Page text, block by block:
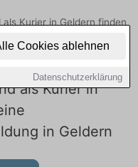
Cookies ablehnen
Datenschutzerklärung
Kurier in Geldern finden
freie Optionen von Top-
heute.
als Kurier in
in Geldern